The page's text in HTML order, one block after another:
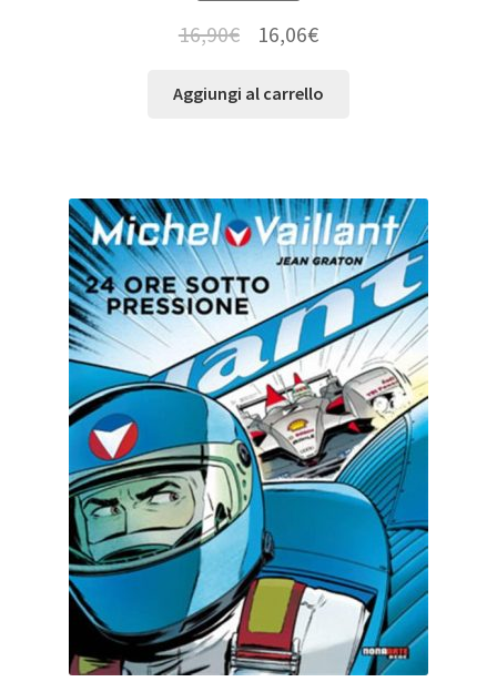
16,90€ 16,06€
Aggiungi al carrello